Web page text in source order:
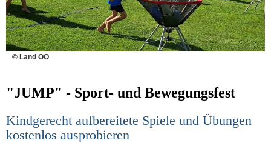
© Land OÖ
"JUMP" - Sport- und Bewegungsfest
Kindgerecht aufbereitete Spiele und Übungen
kostenlos ausprobieren